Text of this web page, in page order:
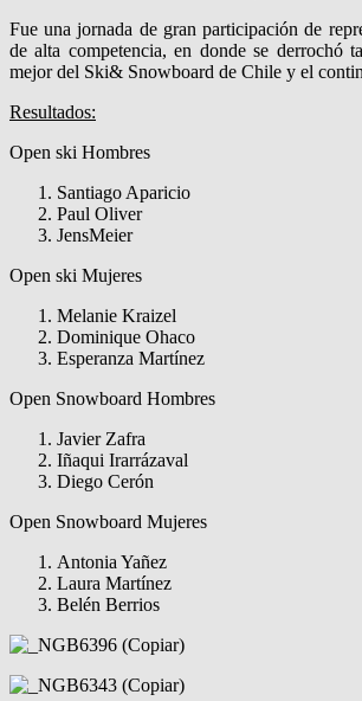
Fue una jornada de gran participación de
de alta competencia, en donde se derrochó
mejor del Ski& Snowboard de Chile y el
Resultados:
Open ski Hombres
Santiago Aparicio
Paul Oliver
JensMeier
Open ski Mujeres
Melanie Kraizel
Dominique Ohaco
Esperanza Martínez
Open Snowboard Hombres
Javier Zafra
Iñaqui Irarrázaval
Diego Cerón
Open Snowboard Mujeres
Antonia Yañez
Laura Martínez
Belén Berrios